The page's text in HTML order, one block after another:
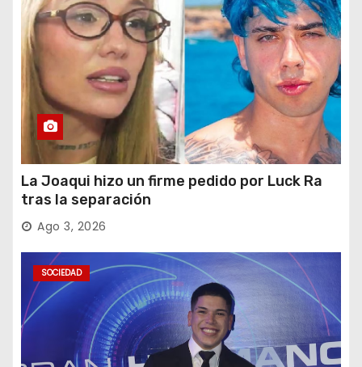
La Joaqui hizo un firme pedido por Luck Ra
tras la separación
Ago 3, 2026
SOCIEDAD